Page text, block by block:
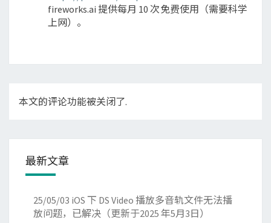
fireworks.ai 提供每月 10 次免费使用（需要科学
上网）。
本文的评论功能被关闭了.
最新文章
25/05/03 iOS 下 DS Video 播放多音轨文件无法播
放问题，已解决（更新于2025 年5月3日）